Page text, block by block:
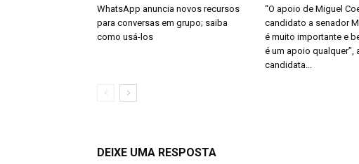
WhatsApp anuncia novos recursos
para conversas em grupo; saiba
como usá-los
“O apoio de Miguel
candidato a senador
é muito importante e
é um apoio qualquer”,
candidata...
DEIXE UMA RESPOSTA